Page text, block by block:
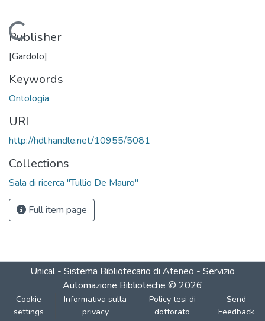
Loading...
Publisher
[Gardolo]
Keywords
Ontologia
URI
http://hdl.handle.net/10955/5081
Collections
Sala di ricerca "Tullio De Mauro"
Full item page
Unical - Sistema Bibliotecario di Ateneo - Servizio
Automazione Biblioteche © 2026
Cookie
settings
Informativa sulla
privacy
Policy tesi di
dottorato
Send
Feedback